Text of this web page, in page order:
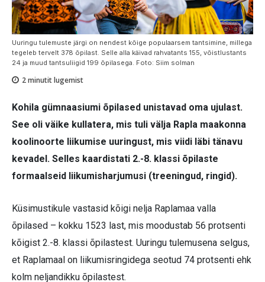
Uuringu tulemuste järgi on nendest kõige populaarsem tantsimine, millega
tegeleb tervelt 378 õpilast. Selle alla käivad rahvatants 155, võistlustants
24 ja muud tantsuliigid 199 õpilasega. Foto: Siim solman
2minutit lugemist
Kohila gümnaasiumi õpilased unistavad oma ujulast.
See oli väike kullatera, mis tuli välja Rapla maakonna
koolinoorte liikumise uuringust, mis viidi läbi tänavu
kevadel. Selles kaardistati 2.-8. klassi õpilaste
formaalseid liikumisharjumusi (treeningud, ringid).
Küsimustikule vastasid kõigi nelja Raplamaa valla
õpilased – kokku 1523 last, mis moodustab 56 protsenti
kõigist 2.-8. klassi õpilastest. Uuringu tulemusena selgus,
et Raplamaal on liikumisringidega seotud 74 protsenti ehk
kolm neljandikku õpilastest.